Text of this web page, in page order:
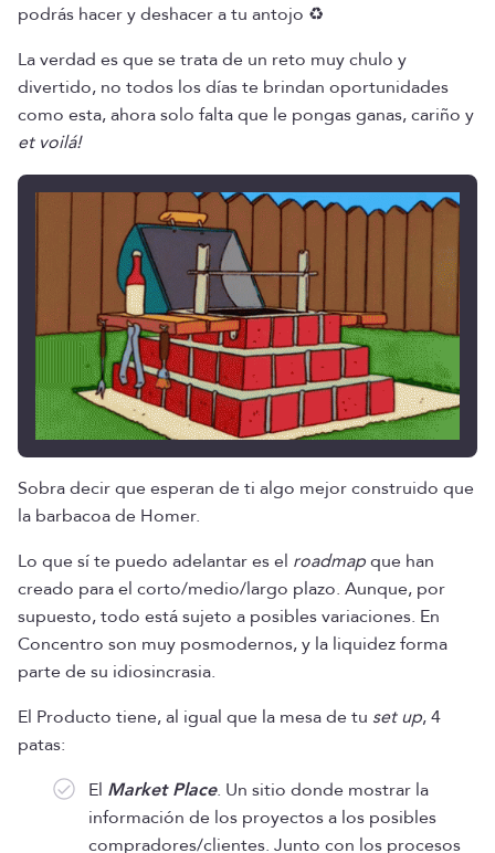
podrás hacer y deshacer a tu antojo ♻️
La verdad es que se trata de un reto muy chulo y
divertido, no todos los días te brindan oportunidades
como esta, ahora solo falta que le pongas ganas, cariño y
et voilá!
Sobra decir que esperan de ti algo mejor construido que
la barbacoa de Homer.
Lo que sí te puedo adelantar es el roadmapque han
creado para el corto/medio/largo plazo. Aunque, por
supuesto, todo está sujeto a posibles variaciones. En
Concentro son muy posmodernos, y la liquidez forma
parte de su idiosincrasia.
El Producto tiene, al igual que la mesa de tu set up, 4
patas:
El Market Place. Un sitio donde mostrar la
información de los proyectos a los posibles
compradores/clientes. Junto con los procesos